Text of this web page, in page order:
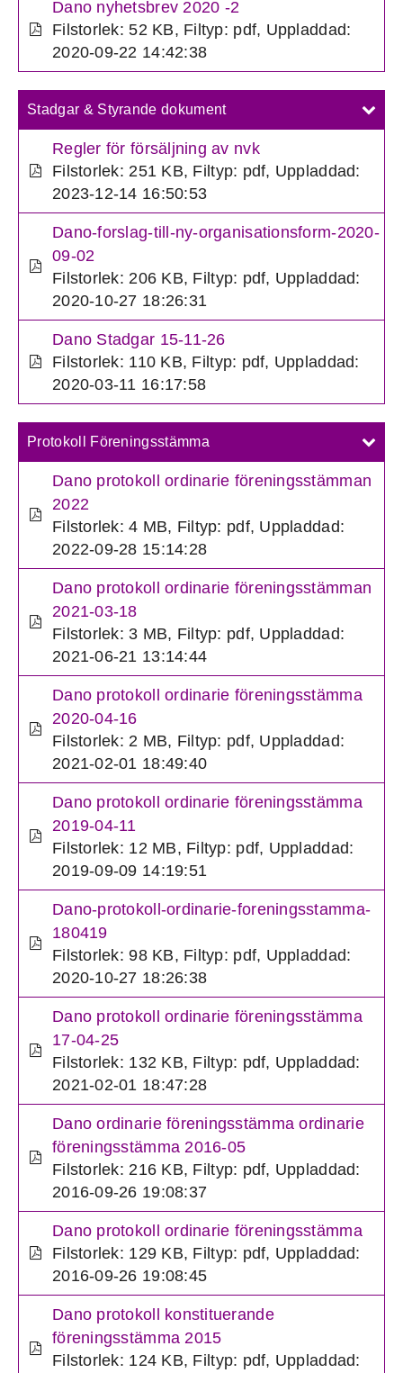
Dano nyhetsbrev 2020 -2
Filstorlek: 52 KB, Filtyp: pdf, Uppladdad:
2020-09-22 14:42:38
Stadgar & Styrande dokument
Regler för försäljning av nvk
Filstorlek: 251 KB, Filtyp: pdf, Uppladdad:
2023-12-14 16:50:53
Dano-forslag-till-ny-organisationsform-2020-
09-02
Filstorlek: 206 KB, Filtyp: pdf, Uppladdad:
2020-10-27 18:26:31
Dano Stadgar 15-11-26
Filstorlek: 110 KB, Filtyp: pdf, Uppladdad:
2020-03-11 16:17:58
Protokoll Föreningsstämma
Dano protokoll ordinarie föreningsstämman
2022
Filstorlek: 4 MB, Filtyp: pdf, Uppladdad:
2022-09-28 15:14:28
Dano protokoll ordinarie föreningsstämman
2021-03-18
Filstorlek: 3 MB, Filtyp: pdf, Uppladdad:
2021-06-21 13:14:44
Dano protokoll ordinarie föreningsstämma
2020-04-16
Filstorlek: 2 MB, Filtyp: pdf, Uppladdad:
2021-02-01 18:49:40
Dano protokoll ordinarie föreningsstämma
2019-04-11
Filstorlek: 12 MB, Filtyp: pdf, Uppladdad:
2019-09-09 14:19:51
Dano-protokoll-ordinarie-foreningsstamma-
180419
Filstorlek: 98 KB, Filtyp: pdf, Uppladdad:
2020-10-27 18:26:38
Dano protokoll ordinarie föreningsstämma
17-04-25
Filstorlek: 132 KB, Filtyp: pdf, Uppladdad:
2021-02-01 18:47:28
Dano ordinarie föreningsstämma ordinarie
föreningsstämma 2016-05
Filstorlek: 216 KB, Filtyp: pdf, Uppladdad:
2016-09-26 19:08:37
Dano protokoll ordinarie föreningsstämma
Filstorlek: 129 KB, Filtyp: pdf, Uppladdad:
2016-09-26 19:08:45
Dano protokoll konstituerande
föreningsstämma 2015
Filstorlek: 124 KB, Filtyp: pdf, Uppladdad: